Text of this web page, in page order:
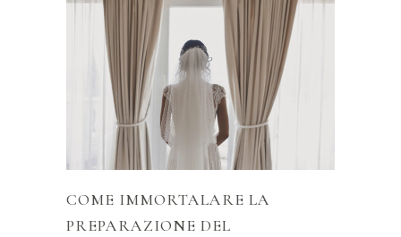
COME IMMORTALARE LA
PREPARAZIONE DEL